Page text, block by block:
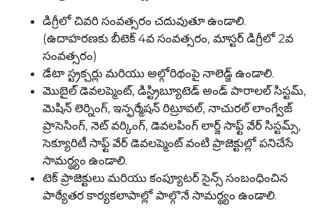
డిగ్రీలో చివరి సంవత్సరం చదువుతూ ఉండాలి.
(ఉదాహరణకు బీటెక్ 4వ సంవత్సరం, మాస్టర్ డిగ్రీలో 2వ
సంవత్సరం)
డేటా స్ట్రక్చర్లు మరియు అల్గోరిథంపై నాలెడ్జ్ ఉండాలి.
మొబైల్ డెవలప్మెంట్, డిస్ట్రిబ్యూటెడ్ అండ్ పారాలల్ సిస్టమ్,
మెషిన్ లెర్నింగ్, ఇన్ఫర్మేషన్ రిట్రూవల్, నాచురల్ లాంగ్వేజ్
ప్రాసెసింగ్, నెట్ వర్కింగ్, డెవలపింగ్ లార్జ్ సాఫ్ట్ వేర్ సిస్టమ్స్,
సెక్యూరిటీ సాఫ్ట్ వేర్ డెవలప్మెంట్ వంటి ప్రాజెక్టుల్లో పనిచేసే
సామర్థ్యం ఉండాలి.
టెక్ ప్రాజెక్టులు మరియు కంప్యూటర్ సైన్స్ సంబంధించిన
పాఠ్యేతర కార్యకలాపాల్లో పాల్గొనే సామర్థ్యం ఉండాలి.